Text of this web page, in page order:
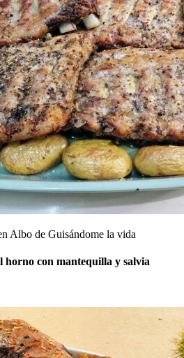
Albo de Guisándome la vida
horno con mantequilla y salvia